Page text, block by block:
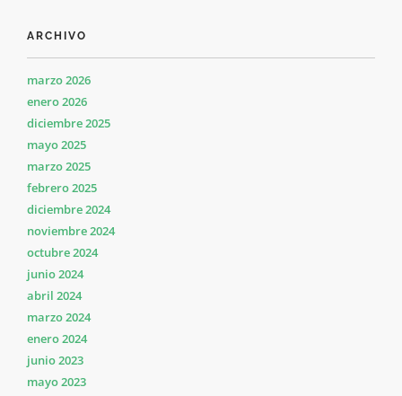
ARCHIVO
marzo 2026
enero 2026
diciembre 2025
mayo 2025
marzo 2025
febrero 2025
diciembre 2024
noviembre 2024
octubre 2024
junio 2024
abril 2024
marzo 2024
enero 2024
junio 2023
mayo 2023